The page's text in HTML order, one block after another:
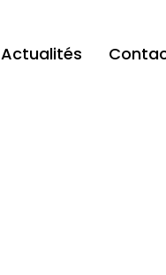
Actualités